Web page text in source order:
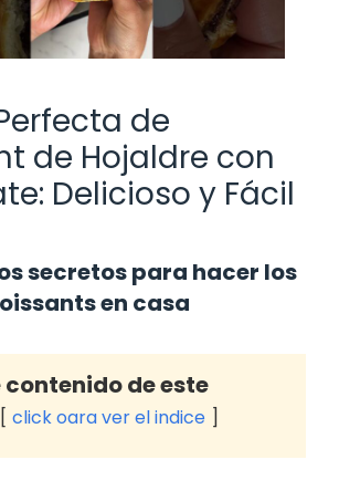
de
de Hojaldre con
Delicioso y Fácil
secretos para hacer los
en casa
contenido de este
click oara ver el indice